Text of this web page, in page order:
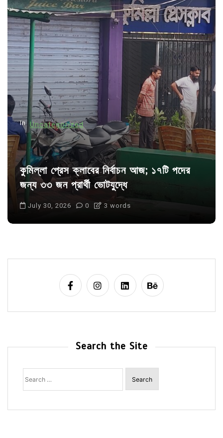
v
i
g
a
t
i
o
n
In Uncategorized
কুমিল্লা প্রেস ক্লাবের নির্বাচন আজ; ১৭টি পদের
জন্য ৩৩ জন প্রার্থী ভোটযুদ্ধে
July 30, 2026 0 3 words
Search the Site
Search
for: